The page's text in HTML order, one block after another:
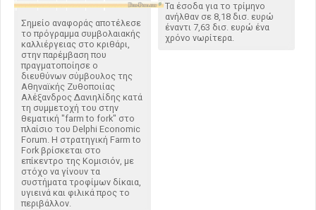
Σημείο αναφοράς αποτέλεσε
το πρόγραμμα συμβολαιακής
καλλιέργειας στο κριθάρι,
στην παρέμβαση που
πραγματοποίησε ο
διευθύνων σύμβουλος της
Αθηναϊκής Ζυθοποιίας
Αλέξανδρος Δανιηλίδης κατά
τη συμμετοχή του στην
θεματική "farm to fork" στο
πλαίσιο του Delphi Economic
Forum. Η στρατηγική Farm to
Fork βρίσκεται στο
επίκεντρο της Κομισιόν, με
στόχο να γίνουν τα
συστήματα τροφίμων δίκαια,
υγιεινά και φιλικά προς το
περιβάλλον.
Τα έσοδα για το τρίμηνο
ανήλθαν σε 8,18 δισ. ευρώ
έναντι 7,63 δισ. ευρώ ένα
χρόνο νωρίτερα.